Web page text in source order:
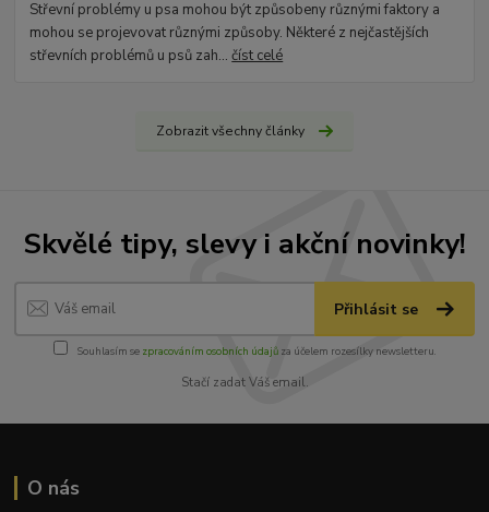
Střevní problémy u psa mohou být způsobeny různými faktory a
mohou se projevovat různými způsoby. Některé z nejčastějších
střevních problémů u psů zah...číst celé
Zobrazit všechny články
Skvělé tipy, slevy i akční novinky!
Přihlásit se
Souhlasím se zpracováním osobních údajůza účelem rozesílky newsletteru.
Stačí zadat Váš email.
O nás